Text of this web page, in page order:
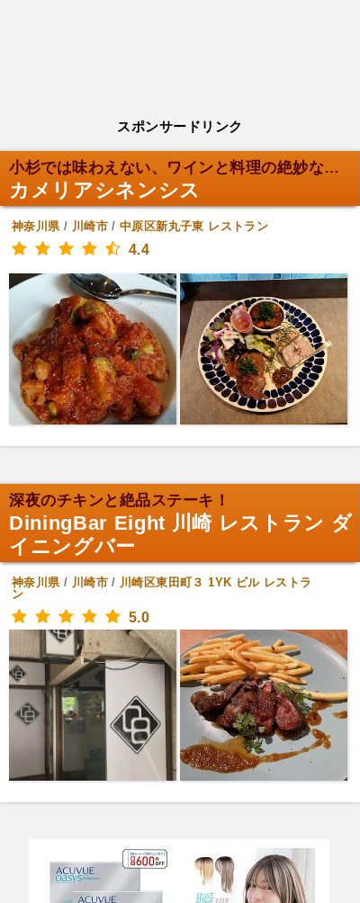
スポンサードリンク
小杉では味わえない、ワインと料理の絶妙な出会い！
カメリアシネンシス
神奈川県/ 川崎市/中原区新丸子東 レストラン
4.4
深夜のチキンと絶品ステーキ！
DiningBar Eight 川崎 レストラン ダ
イニングバー
神奈川県/ 川崎市/ 川崎区東田町３ 1YK ビル レストラ
ン
5.0